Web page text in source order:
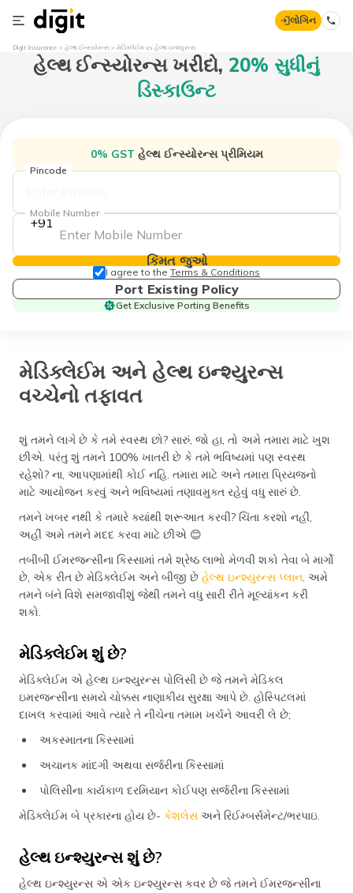
લોગિન
Digit Insurance હેલ્થ ઈન્સ્યોરન્સ મેડિક્લેઈમ vs હેલ્થ ઇન્શ્યુરન્સ
હેલ્થ ઈન્સ્યોરન્સ ખરીદો, 20% સુધીનું
ડિસ્કાઉન્ટ
0% GST હેલ્થ ઈન્સ્યોરન્સ પ્રીમિયમ
Pincode
+91
Mobile Number
કિંમત જુઓ
I agree to the Terms & Conditions
Port Existing Policy
Get Exclusive Porting Benefits
મેડિક્લેઈમ અને હેલ્થ ઇન્શ્યુરન્સ
વચ્ચેનો તફાવત
શું તમને લાગે છે કે તમે સ્વસ્થ છો? સારું, જો હા, તો અમે તમારા માટે ખુશ
છીએ. પરંતુ શું તમને 100% ખાતરી છે કે તમે ભવિષ્યમાં પણ સ્વસ્થ
રહેશો? ના, આપણામાંથી કોઈ નહિ. તમારા માટે અને તમારા પ્રિયજનો
માટે આયોજન કરવું અને ભવિષ્યમાં તણાવમુક્ત રહેવું વધુ સારું છે.
તમને ખબર નથી કે તમારે ક્યાંથી શરૂઆત કરવી? ચિંતા કરશો નહીં,
અહીં અમે તમને મદદ કરવા માટે છીએ 😊
તબીબી ઈમરજન્સીના કિસ્સામાં તમે શ્રેષ્ઠ લાભો મેળવી શકો તેવા બે માર્ગો
છે, એક રીત છે મેડિક્લેઈમ અને બીજી છે હેલ્થ ઇન્શ્યુરન્સ પ્લાન. અમે
તમને બંને વિશે સમજાવીશું જેથી તમને વધુ સારી રીતે મૂલ્યાંકન કરી
શકો.
મેડિક્લેઈમ શું છે?
મેડિક્લેઈમ એ હેલ્થ ઇન્શ્યુરન્સ પોલિસી છે જે તમને મેડિકલ
ઇમરજન્સીના સમયે ચોક્કસ નાણાકીય સુરક્ષા આપે છે. હોસ્પિટલમાં
દાખલ કરવામાં આવે ત્યારે તે નીચેના તમામ ખર્ચને આવરી લે છે;
અકસ્માતના કિસ્સામાં
અચાનક માંદગી અથવા સર્જરીના કિસ્સામાં
પોલિસીના કાર્યકાળ દરમિયાન કોઈપણ સર્જરીના કિસ્સામાં
મેડિક્લેઈમ બે પ્રકારના હોય છે- કેશલેસ અને રિઈમ્બર્સમેન્ટ/ભરપાઇ.
હેલ્થ ઇન્શ્યુરન્સ શું છે?
હેલ્થ ઇન્શ્યુરન્સ એ એક ઇન્શ્યુરન્સ કવર છે જે તમને ઈમરજન્સીના